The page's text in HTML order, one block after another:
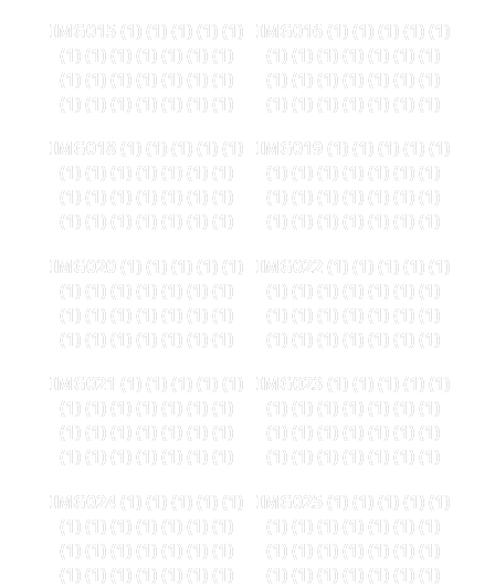
IMG015 (1) (1) (1) (1) (1)
(1) (1) (1) (1) (1) (1) (1)
(1) (1) (1) (1) (1) (1) (1)
(1) (1) (1) (1) (1) (1) (1)
IMG016 (1) (1) (1) (1) (1)
(1) (1) (1) (1) (1) (1) (1)
(1) (1) (1) (1) (1) (1) (1)
(1) (1) (1) (1) (1) (1) (1)
IMG018 (1) (1) (1) (1) (1)
(1) (1) (1) (1) (1) (1) (1)
(1) (1) (1) (1) (1) (1) (1)
(1) (1) (1) (1) (1) (1) (1)
IMG019 (1) (1) (1) (1) (1)
(1) (1) (1) (1) (1) (1) (1)
(1) (1) (1) (1) (1) (1) (1)
(1) (1) (1) (1) (1) (1) (1)
IMG020 (1) (1) (1) (1) (1)
(1) (1) (1) (1) (1) (1) (1)
(1) (1) (1) (1) (1) (1) (1)
(1) (1) (1) (1) (1) (1) (1)
IMG022 (1) (1) (1) (1) (1)
(1) (1) (1) (1) (1) (1) (1)
(1) (1) (1) (1) (1) (1) (1)
(1) (1) (1) (1) (1) (1) (1)
IMG021 (1) (1) (1) (1) (1)
(1) (1) (1) (1) (1) (1) (1)
(1) (1) (1) (1) (1) (1) (1)
(1) (1) (1) (1) (1) (1) (1)
IMG023 (1) (1) (1) (1) (1)
(1) (1) (1) (1) (1) (1) (1)
(1) (1) (1) (1) (1) (1) (1)
(1) (1) (1) (1) (1) (1) (1)
IMG024 (1) (1) (1) (1) (1)
(1) (1) (1) (1) (1) (1) (1)
(1) (1) (1) (1) (1) (1) (1)
(1) (1) (1) (1) (1) (1) (1)
IMG025 (1) (1) (1) (1) (1)
(1) (1) (1) (1) (1) (1) (1)
(1) (1) (1) (1) (1) (1) (1)
(1) (1) (1) (1) (1) (1) (1)